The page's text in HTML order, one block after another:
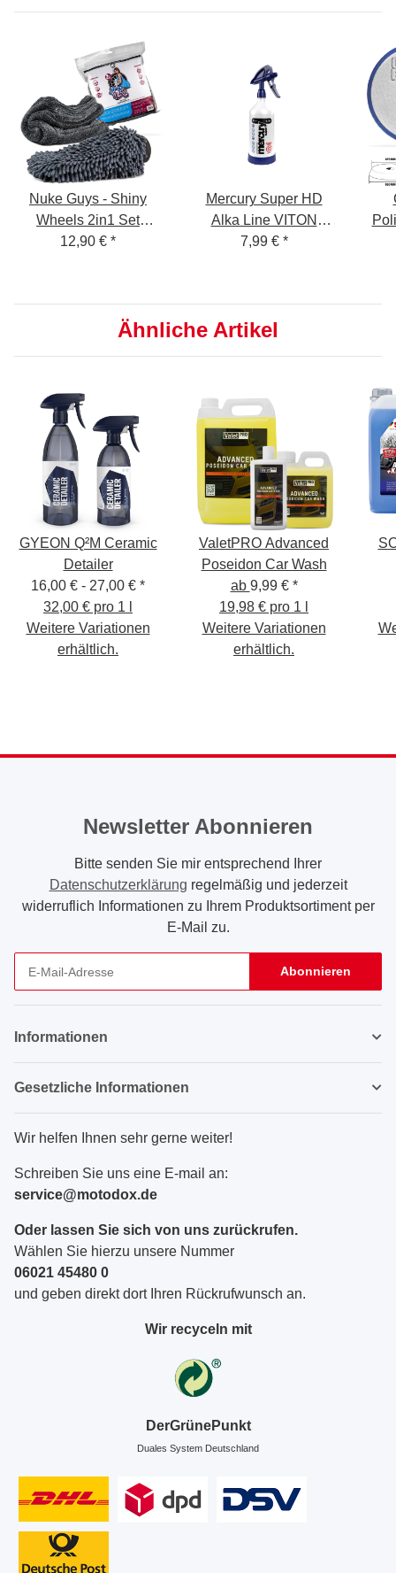
Nuke Guys - Shiny
Wheels 2in1 Set
Waschen + Trocknen -
GSM + Mikrofaser
Trockentuch - 1400
12,90 € *
Mercury Super HD
Alka Line VITON
Sprühflasche 1 L
7,99 € *
Ähnliche Artikel
GYEON Q²M Ceramic
Detailer
16,00 € - 27,00 € *
32,00 € pro 1 l
Weitere Variationen
erhältlich.
ValetPRO Advanced
Poseidon Car Wash
ab 9,99 € *
19,98 € pro 1 l
Weitere Variationen
erhältlich.
Newsletter Abonnieren
Bitte senden Sie mir entsprechend Ihrer
Datenschutzerklärung regelmäßig und jederzeit
widerruflich Informationen zu Ihrem Produktsortiment per
E-Mail zu.
Abonnieren
Informationen
Gesetzliche Informationen
Wir helfen Ihnen sehr gerne weiter!
Schreiben Sie uns eine E-mail an:
service@motodox.de
Oder lassen Sie sich von uns zurückrufen.
Wählen Sie hierzu unsere Nummer
06021 45480 0
und geben direkt dort Ihren Rückrufwunsch an.
Wir recyceln mit
DerGrünePunkt
Duales System Deutschland